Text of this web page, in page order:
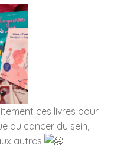
ces livres pour
du cancer du sein,
autres